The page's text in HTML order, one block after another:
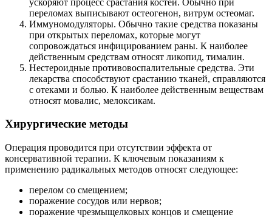
переломах выписывают остеогенон, витрум остеомаг.
Иммуномодуляторы. Обычно такие средства показаны
при открытых переломах, которые могут
сопровождаться инфицированием раны. К наиболее
действенным средствам относят ликопид, тималин.
Нестероидные противовоспалительные средства. Эти
лекарства способствуют срастанию тканей, справляются
с отеками и болью. К наиболее действенным веществам
относят мовалис, мелоксикам.
Хирургические методы
Операция проводится при отсутствии эффекта от
консервативной терапии. К ключевым показаниям к
применению радикальных методов относят следующее:
перелом со смещением;
поражение сосудов или нервов;
поражение чрезмыщелковых концов и смещение